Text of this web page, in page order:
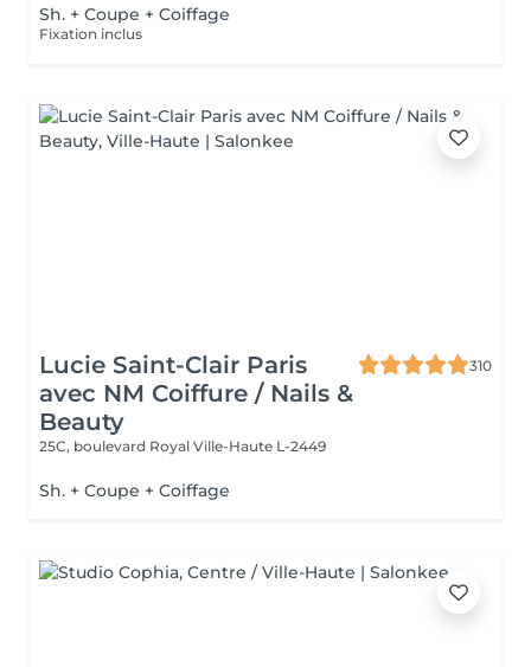
Sh. + Coupe + Coiffage
Fixation inclus
Lucie Saint-Clair Paris
avec NM Coiffure / Nails &
Beauty
310
25C, boulevard Royal Ville-Haute L-2449
Sh. + Coupe + Coiffage